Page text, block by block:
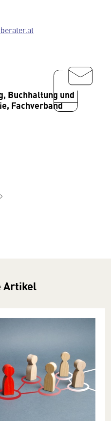
Buchhaltung und
Fachverband
Artikel